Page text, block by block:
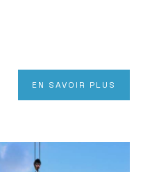
EN SAVOIR PLUS